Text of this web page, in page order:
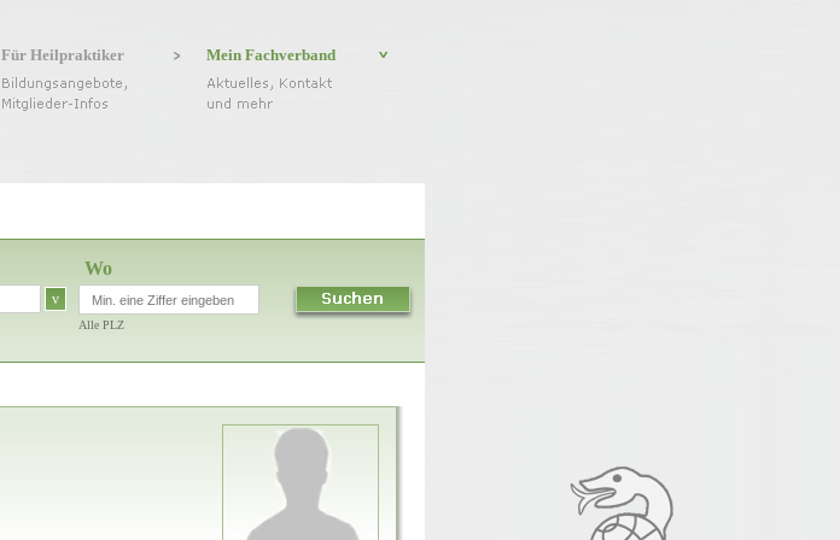
Für Heilpraktiker Mein Fachverband
v
Wo
Alle PLZ